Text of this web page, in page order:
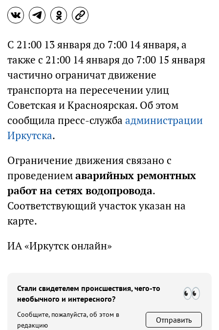
С 21:00 13 января до 7:00 14 января, а
также с 21:00 14 января до 7:00 15 января
частично ограничат движение
транспорта на пересечении улиц
Советская и Красноярская. Об этом
сообщила пресс-служба администрации
Иркутска.
Ограничение движения связано с
проведениемаварийных ремонтных
работ на сетях водопровода.
Соответствующий участок указан на
карте.
ИА «Иркутск онлайн»
Стали свидетелем происшествия, чего-то
необычного и интересного?
Сообщите, пожалуйста, об этом в
редакцию
Отправить